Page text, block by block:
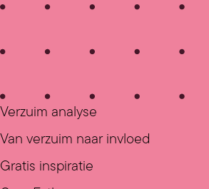
Verzuim analyse
Van verzuim naar invloed
Gratis inspiratie